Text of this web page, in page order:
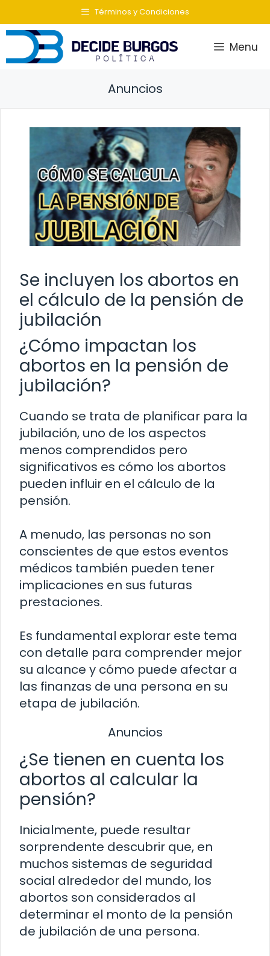
al
contenido
Términos y Condiciones
Menu
Anuncios
Se incluyen los abortos en
el cálculo de la pensión de
jubilación
¿Cómo impactan los
abortos en la pensión de
jubilación?
Cuando se trata de planificar para la
jubilación, uno de los aspectos
menos comprendidos pero
significativos es cómo los abortos
pueden influir en el cálculo de la
pensión.
A menudo, las personas no son
conscientes de que estos eventos
médicos también pueden tener
implicaciones en sus futuras
prestaciones.
Es fundamental explorar este tema
con detalle para comprender mejor
su alcance y cómo puede afectar a
las finanzas de una persona en su
etapa de jubilación.
Anuncios
¿Se tienen en cuenta los
abortos al calcular la
pensión?
Inicialmente, puede resultar
sorprendente descubrir que, en
muchos sistemas de seguridad
social alrededor del mundo, los
abortos son considerados al
determinar el monto de la pensión
de jubilación de una persona.